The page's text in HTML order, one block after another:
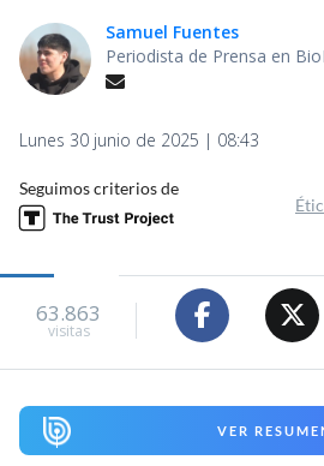
Samuel Fuentes
Periodista de Prensa en
Lunes 30 junio de 2025 | 08:43
Seguimos criterios de
63.863
visitas
VER